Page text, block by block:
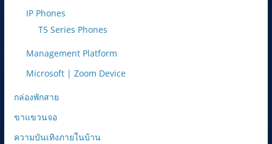
IP Phones
T5 Series Phones
Management Platform
Microsoft | Zoom Device
กล่องพักสาย
ขาแขวนจอ
ความบันเทิงภายในบ้าน